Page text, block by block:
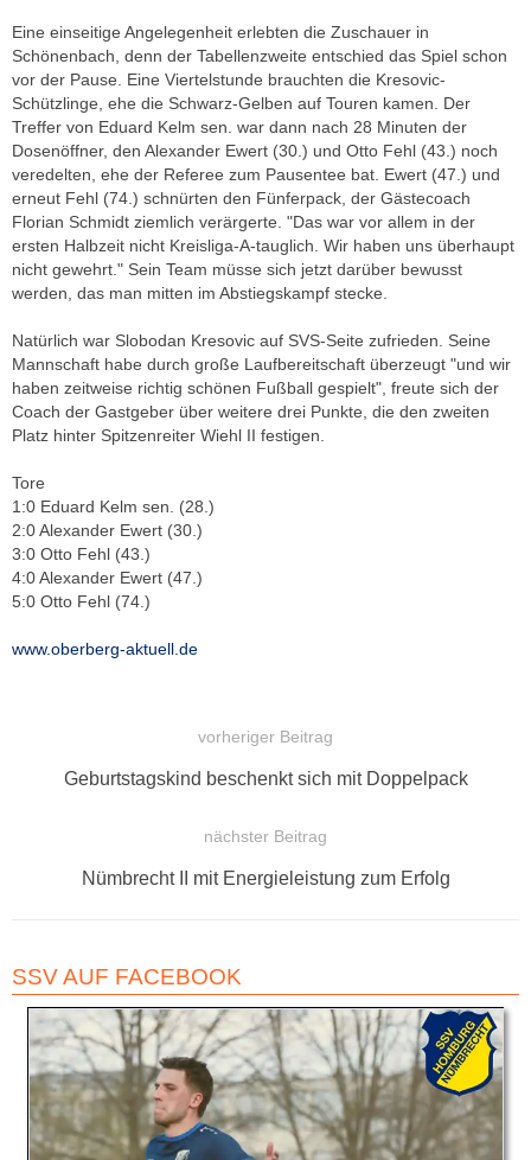
Eine einseitige Angelegenheit erlebten die Zuschauer in
Schönenbach, denn der Tabellenzweite entschied das Spiel schon
vor der Pause. Eine Viertelstunde brauchten die Kresovic-
Schützlinge, ehe die Schwarz-Gelben auf Touren kamen. Der
Treffer von Eduard Kelm sen. war dann nach 28 Minuten der
Dosenöffner, den Alexander Ewert (30.) und Otto Fehl (43.) noch
veredelten, ehe der Referee zum Pausentee bat. Ewert (47.) und
erneut Fehl (74.) schnürten den Fünferpack, der Gästecoach
Florian Schmidt ziemlich verärgerte. "Das war vor allem in der
ersten Halbzeit nicht Kreisliga-A-tauglich. Wir haben uns überhaupt
nicht gewehrt." Sein Team müsse sich jetzt darüber bewusst
werden, das man mitten im Abstiegskampf stecke.
Natürlich war Slobodan Kresovic auf SVS-Seite zufrieden. Seine
Mannschaft habe durch große Laufbereitschaft überzeugt "und wir
haben zeitweise richtig schönen Fußball gespielt", freute sich der
Coach der Gastgeber über weitere drei Punkte, die den zweiten
Platz hinter Spitzenreiter Wiehl II festigen.
Tore
1:0 Eduard Kelm sen. (28.)
2:0 Alexander Ewert (30.)
3:0 Otto Fehl (43.)
4:0 Alexander Ewert (47.)
5:0 Otto Fehl (74.)
www.oberberg-aktuell.de
vorheriger Beitrag
Vorheriger
Geburtstagskind beschenkt sich mit Doppelpack
nächster Beitrag
Nächster
Nümbrecht II mit Energieleistung zum Erfolg
SSV AUF FACEBOOK